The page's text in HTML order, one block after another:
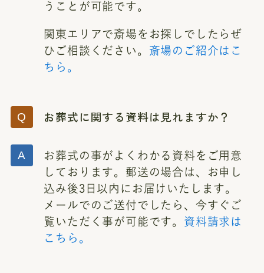
うことが可能です。
関東エリアで斎場をお探しでしたらぜ
ひご相談ください。 斎場のご紹介はこ
ちら。
お葬式に関する資料は見れますか？
お葬式の事がよくわかる資料をご用意
しております。郵送の場合は、お申し
込み後3日以内にお届けいたします。
メールでのご送付でしたら、今すぐご
覧いただく事が可能です。 資料請求は
こちら。